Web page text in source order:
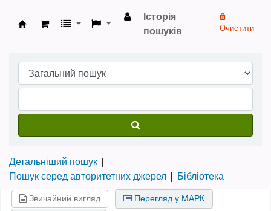
Бібліотека НТШ › Електронний каталог
Історія
пошуків
Очистити
Детальніший пошук
Пошук серед авторитетних джерел
Бібліотека
Звичайний вигляд
Перегляд у МАРК